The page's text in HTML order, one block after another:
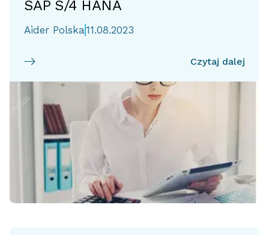
SAP S/4 HANA
Aider Polska11.08.2023
Czytaj dalej